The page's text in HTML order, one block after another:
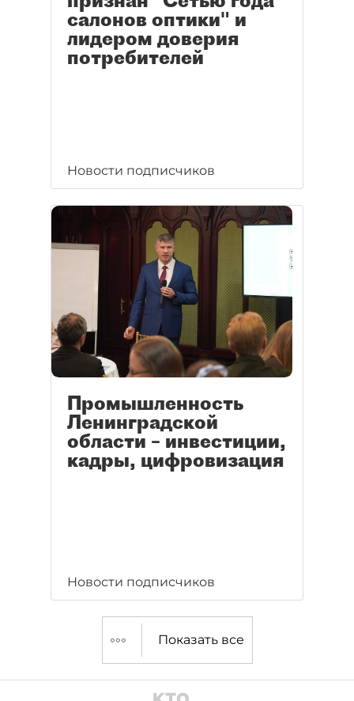
салонов оптики" и
лидером доверия
потребителей
Новости подписчиков
Промышленность
Ленинградской
области – инвестиции,
кадры, цифровизация
Новости подписчиков
Показать все